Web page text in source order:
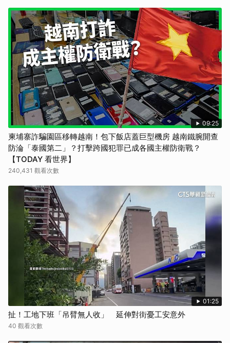
09:25
柬埔寨詐騙園區移轉越南！包下飯店蓋巨型機房 越南鐵腕開查
防淪「泰國第二」？打擊跨國犯罪已成各國主權防衛戰？
【TODAY 看世界】
240,431 觀看次數
01:25
扯！工地下班「吊臂無人收」 延伸對街憂工安意外
40 觀看次數